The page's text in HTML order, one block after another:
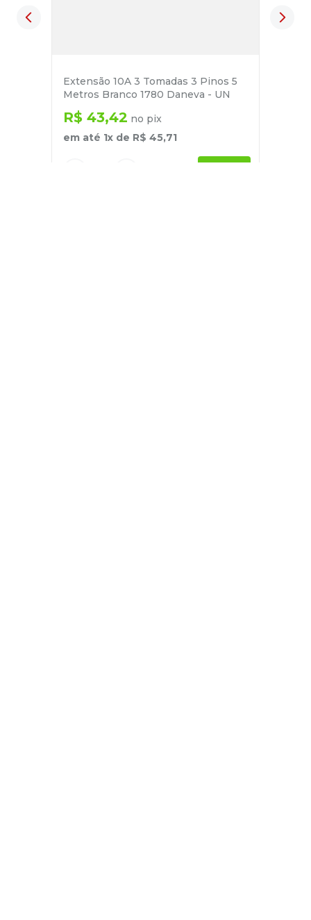
Extensão 10A 3 Tomadas 3 Pinos 5
Metros Branco 1780 Daneva - UN
R$ 43,42 no pix
em até 1x de R$ 45,71